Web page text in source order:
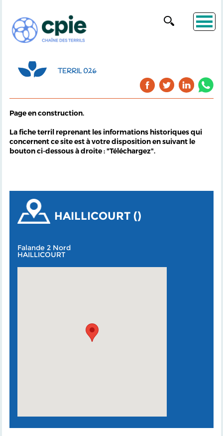
TERRIL 026
Page en construction.
La fiche terril reprenant les informations historiques qui
concernent ce site est à votre disposition en suivant le
bouton ci-dessous à droite : "Téléchargez".
HAILLICOURT ()
Falande 2 Nord
HAILLICOURT